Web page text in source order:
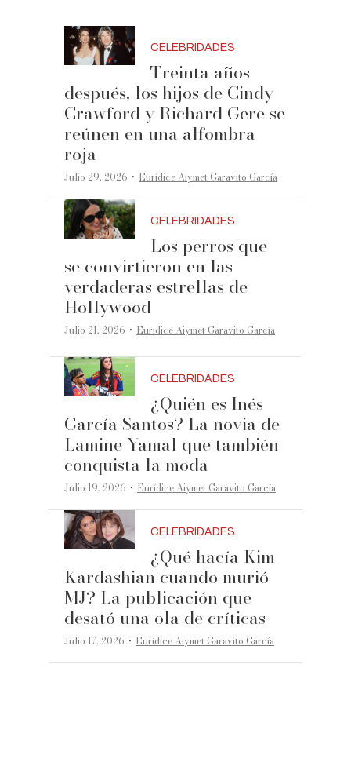
CELEBRIDADES
Treinta años
después, los hijos de Cindy
Crawford y Richard Gere se
reúnen en una alfombra
roja
Julio 29, 2026 ·Eurídice Aiymet Garavito García
CELEBRIDADES
Los perros que
se convirtieron en las
verdaderas estrellas de
Hollywood
Julio 21, 2026 ·Eurídice Aiymet Garavito García
CELEBRIDADES
¿Quién es Inés
García Santos? La novia de
Lamine Yamal que también
conquista la moda
Julio 19, 2026 ·Eurídice Aiymet Garavito García
CELEBRIDADES
¿Qué hacía Kim
Kardashian cuando murió
MJ? La publicación que
desató una ola de críticas
Julio 17, 2026 ·Eurídice Aiymet Garavito García